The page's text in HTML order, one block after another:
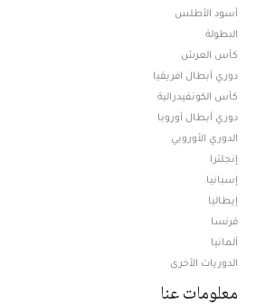
أسود الأطلس
البطولة
كأس العرش
دوري أبطال افريقيا
كأس الكونفيدرالية
دوري أبطال أوروبا
الدوري الأوروبي
إنجلترا
إسبانيا
إيطاليا
فرنسا
ألمانيا
الدوريات الأخرى
معلومات عنا